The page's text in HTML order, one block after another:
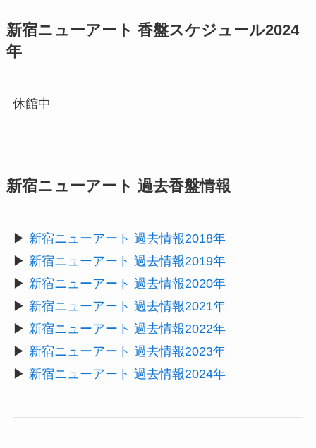
新宿ニューアート 香盤スケジュール2024
年
休館中
新宿ニューアート 過去香盤情報
▶︎ 新宿ニューアート 過去情報2018年
▶︎ 新宿ニューアート 過去情報2019年
▶︎ 新宿ニューアート 過去情報2020年
▶︎ 新宿ニューアート 過去情報2021年
▶︎ 新宿ニューアート 過去情報2022年
▶︎ 新宿ニューアート 過去情報2023年
▶︎ 新宿ニューアート 過去情報2024年